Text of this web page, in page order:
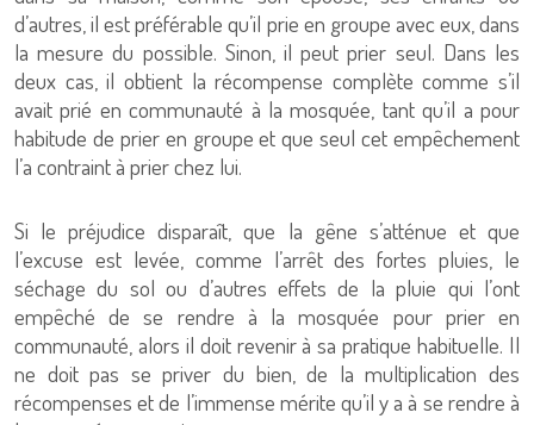
d’autres, il est préférable qu’il prie en groupe avec eux, dans
la mesure du possible. Sinon, il peut prier seul. Dans les
deux cas, il obtient la récompense complète comme s’il
avait prié en communauté à la mosquée, tant qu’il a pour
habitude de prier en groupe et que seul cet empêchement
l’a contraint à prier chez lui.
Si le préjudice disparaît, que la gêne s’atténue et que
l’excuse est levée, comme l’arrêt des fortes pluies, le
séchage du sol ou d’autres effets de la pluie qui l’ont
empêché de se rendre à la mosquée pour prier en
communauté, alors il doit revenir à sa pratique habituelle. Il
ne doit pas se priver du bien, de la multiplication des
récompenses et de l’immense mérite qu’il y a à se rendre à